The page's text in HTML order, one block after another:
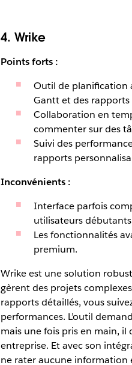
4. Wrike
Points forts :
Outil de planification
Gantt et des
Collaboration en
commenter sur des
Suivi des
rapports
Inconvénients :
Interface parfois
utilisateurs
Les fonctionnalités
premium.
Wrike est une solution
gèrent des projets
rapports détaillés, vous
performances. L’outil
mais une fois pris en main,
entreprise. Et avec son
ne rater aucune information